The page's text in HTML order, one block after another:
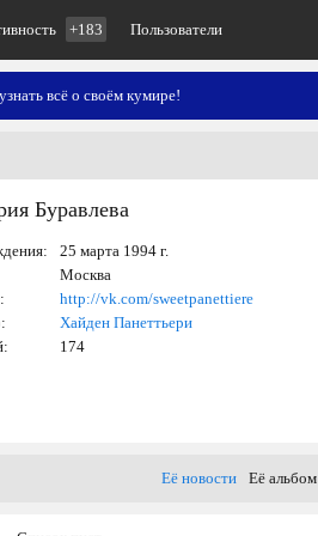
+183 Пользователи
всё о своём кумире!
Буравлева
25 марта 1994 г.
Москва
http://vk.com/sweetpanettiere
Хайден Панеттьери
174
Её новости Её альбом